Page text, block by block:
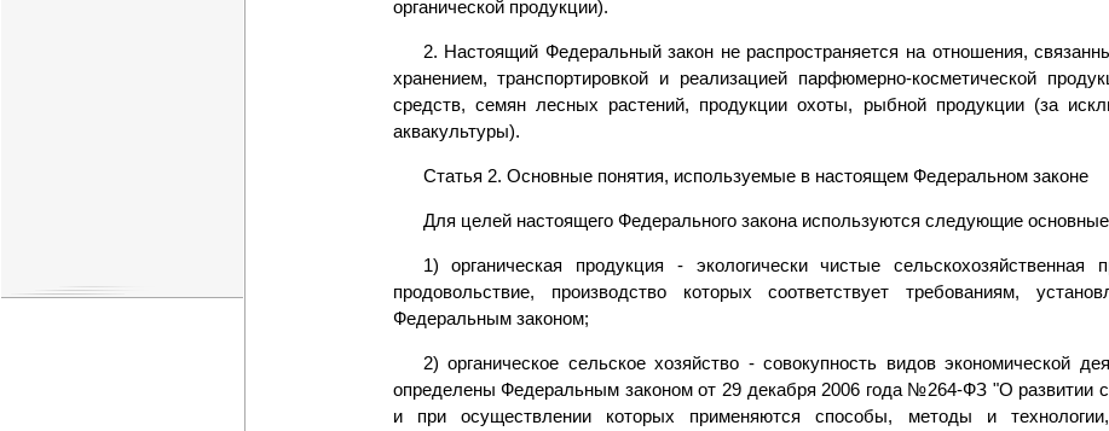
органической продукции).
2. Настоящий Федеральный закон не распространяется на отношения,
хранением, транспортировкой и реализацией парфюмерно-косметической
средств, семян лесных растений, продукции охоты, рыбной продукции (за
аквакультуры).
Статья 2. Основные понятия, используемые в настоящем Федеральном законе
Для целей настоящего Федерального закона используются следующие
1) органическая продукция - экологически чистые сельскохозяйственная
продовольствие, производство которых соответствует требованиям,
Федеральным законом;
2) органическое сельское хозяйство - совокупность видов экономической
определены Федеральным законом от 29 декабря 2006 года №264-ФЗ "О развитии
и при осуществлении которых применяются способы, методы и